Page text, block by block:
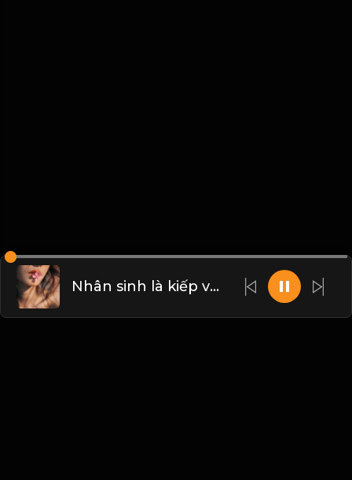
Nhân sinh là kiếp vô thường! & Đạo